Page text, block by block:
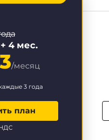
4 мес.
/месяц
3 года
план